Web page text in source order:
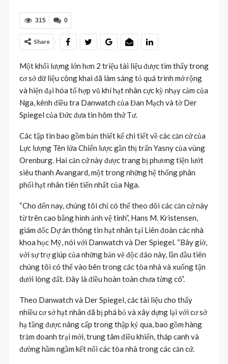
0
315
Share
Một khối lượng lớn hơn 2 triệu tài liệu được tìm thấy trong
cơ sở dữ liệu công khai đã làm sáng tỏ quá trình mở rộng
và hiện đại hóa tổ hợp vũ khí hạt nhân cực kỳ nhạy cảm của
Nga, kênh điều tra Danwatch của Đan Mạch và tờ Der
Spiegel của Đức đưa tin hôm thứ Tư.
Các tập tin bao gồm bản thiết kế chi tiết về các căn cứ của
Lực lượng Tên lửa Chiến lược gần thị trấn Yasny của vùng
Orenburg. Hai căn cứ này được trang bị phương tiện lướt
siêu thanh Avangard, một trong những hệ thống phân
phối hạt nhân tiên tiến nhất của Nga.
“Cho đến nay, chúng tôi chỉ có thể theo dõi các căn cứ này
từ trên cao bằng hình ảnh vệ tinh”, Hans M. Kristensen,
giám đốc Dự án thông tin hạt nhân tại Liên đoàn các nhà
khoa học Mỹ, nói với Danwatch và Der Spiegel. “Bây giờ,
với sự trợ giúp của những bản vẽ độc đáo này, lần đầu tiên
chúng tôi có thể vào bên trong các tòa nhà và xuống tận
dưới lòng đất. Đây là điều hoàn toàn chưa từng có”.
Theo Danwatch và Der Spiegel, các tài liệu cho thấy
nhiều cơ sở hạt nhân đã bị phá bỏ và xây dựng lại với cơ sở
hạ tầng được nâng cấp trong thập kỷ qua, bao gồm hàng
trăm doanh trại mới, trung tâm điều khiển, tháp canh và
đường hầm ngầm kết nối các tòa nhà trong các căn cứ.